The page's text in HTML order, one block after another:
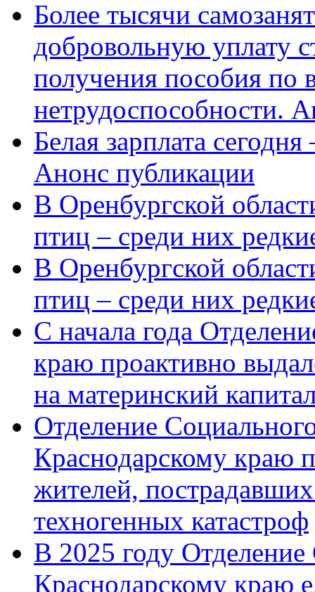
Более тысячи
добровольную уплату
получения пособия по
нетрудоспособности.
Белая зарплата
Анонс публикации
В Оренбургской
птиц – среди них
В Оренбургской
птиц – среди них
С начала года
краю проактивно
на материнский
Отделение
Краснодарскому краю
жителей,
техногенных катастроф
В 2025 году
Краснодарскому краю